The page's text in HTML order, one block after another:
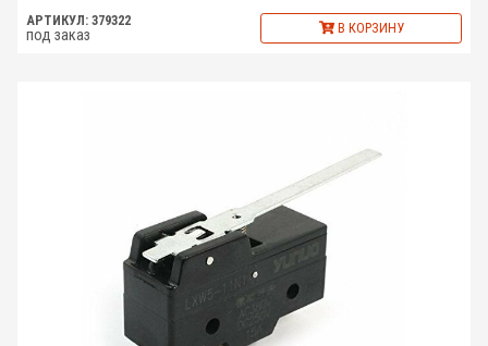
АРТИКУЛ: 379322
под заказ В КОРЗИНУ